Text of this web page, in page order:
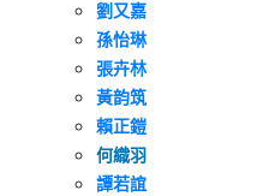
劉又嘉
孫怡琳
張卉林
黃韵筑
賴正鎧
何織羽
譚若誼